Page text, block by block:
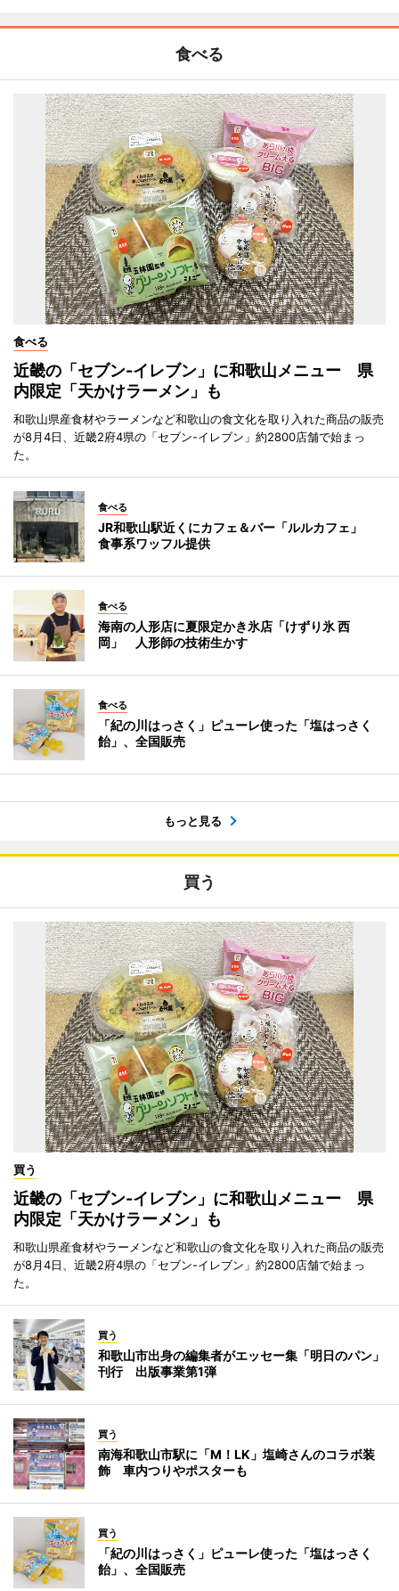
食べる
食べる
近畿の「セブン-イレブン」に和歌山メニュー 県
内限定「天かけラーメン」も
和歌山県産食材やラーメンなど和歌山の食文化を取り入れた商品の販売
が8月4日、近畿2府4県の「セブン-イレブン」約2800店舗で始まっ
た。
食べる
JR和歌山駅近くにカフェ＆バー「ルルカフェ」
食事系ワッフル提供
食べる
海南の人形店に夏限定かき氷店「けずり氷 西
岡」 人形師の技術生かす
食べる
「紀の川はっさく」ピューレ使った「塩はっさく
飴」、全国販売
もっと見る
買う
買う
近畿の「セブン-イレブン」に和歌山メニュー 県
内限定「天かけラーメン」も
和歌山県産食材やラーメンなど和歌山の食文化を取り入れた商品の販売
が8月4日、近畿2府4県の「セブン-イレブン」約2800店舗で始まっ
た。
買う
和歌山市出身の編集者がエッセー集「明日のパン」
刊行 出版事業第1弾
買う
南海和歌山市駅に「M！LK」塩崎さんのコラボ装
飾 車内つりやポスターも
買う
「紀の川はっさく」ピューレ使った「塩はっさく
飴」、全国販売